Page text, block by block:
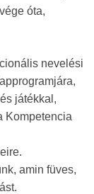
óta,
nevelési
játékkal,
Kompetencia
amin füves,